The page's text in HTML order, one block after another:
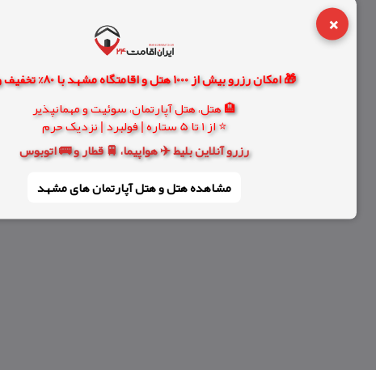
×
🎁 امکان رزرو بیش از 1000 هتل و اقامتگاه مشهد با 80% تخفیف واقعی
🏨 هتل، هتل آپارتمان، سوئیت و مهمانپذیر
⭐ از 1 تا 5 ستاره | فولبرد | نزدیک حرم
رزرو آنلاین بلیط ✈️ هواپیما، 🚆 قطار و 🚌 اتوبوس
مشاهده هتل و هتل‌ آپارتمان های مشهد